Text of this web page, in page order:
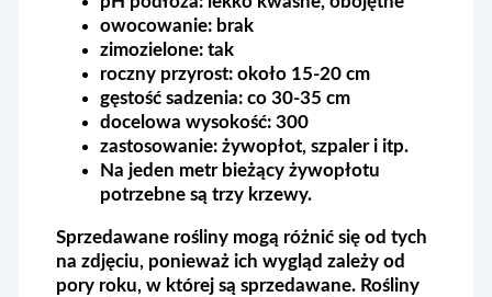
owocowanie: brak
zimozielone: tak
roczny przyrost: około 15-20 cm
gęstość sadzenia: co 30-35 cm
docelowa wysokość:300
zastosowanie: żywopłot, szpaler i itp.
Na jeden metr bieżący żywopłotu
potrzebne są trzy krzewy.
Sprzedawane rośliny mogą różnić się od tych
na zdjęciu, ponieważ ich wygląd zależy od
pory roku, w której są sprzedawane. Rośliny